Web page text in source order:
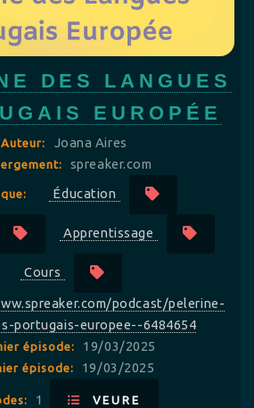
DES LANGUES
EUROPÉE
Auteur: Joana Aires
spreaker.com
Éducation
Apprentissage
Cours
podcast/pelerine-
portugais-europee--6484654
épisode: 19/03/2025
épisode: 19/03/2025
1 VEURE